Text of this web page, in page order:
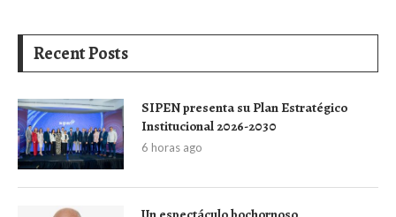
Recent Posts
SIPEN presenta su Plan Estratégico
Institucional 2026-2030
6 horas ago